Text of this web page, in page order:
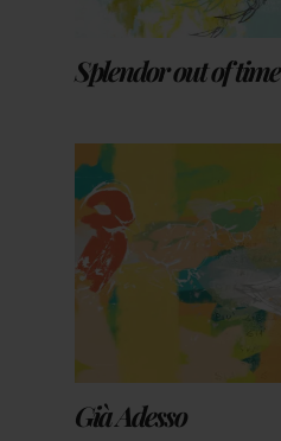
Splendor out of time
Già Adesso